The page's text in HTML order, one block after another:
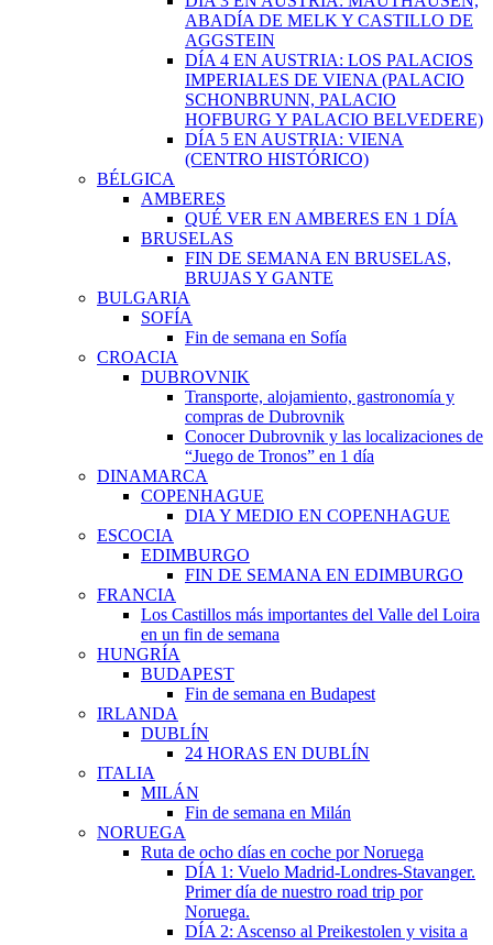
ABADÍA DE MELK Y CASTILLO DE
AGGSTEIN
DÍA 4 EN AUSTRIA: LOS PALACIOS
IMPERIALES DE VIENA (PALACIO
SCHONBRUNN, PALACIO
HOFBURG Y PALACIO BELVEDERE)
DÍA 5 EN AUSTRIA: VIENA
(CENTRO HISTÓRICO)
BÉLGICA
AMBERES
QUÉ VER EN AMBERES EN 1 DÍA
BRUSELAS
FIN DE SEMANA EN BRUSELAS,
BRUJAS Y GANTE
BULGARIA
SOFÍA
Fin de semana en Sofía
CROACIA
DUBROVNIK
Transporte, alojamiento, gastronomía y
compras de Dubrovnik
Conocer Dubrovnik y las localizaciones de
“Juego de Tronos” en 1 día
DINAMARCA
COPENHAGUE
DIA Y MEDIO EN COPENHAGUE
ESCOCIA
EDIMBURGO
FIN DE SEMANA EN EDIMBURGO
FRANCIA
Los Castillos más importantes del Valle del Loira
en un fin de semana
HUNGRÍA
BUDAPEST
Fin de semana en Budapest
IRLANDA
DUBLÍN
24 HORAS EN DUBLÍN
ITALIA
MILÁN
Fin de semana en Milán
NORUEGA
Ruta de ocho días en coche por Noruega
DÍA 1: Vuelo Madrid-Londres-Stavanger.
Primer día de nuestro road trip por
Noruega.
DÍA 2: Ascenso al Preikestolen y visita a